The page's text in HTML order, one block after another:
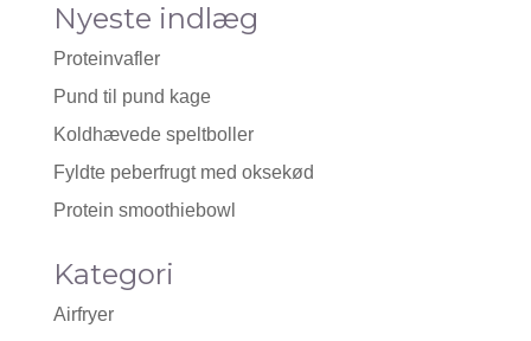
Nyeste indlæg
Proteinvafler
Pund til pund kage
Koldhævede speltboller
Fyldte peberfrugt med oksekød
Protein smoothiebowl
Kategori
Airfryer